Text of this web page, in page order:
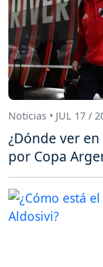
Noticias • JUL 17 /
¿Dónde ver
por Copa